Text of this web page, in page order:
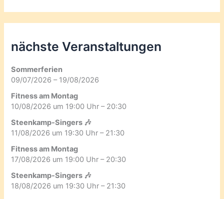
nächste Veranstaltungen
Sommerferien
09/07/2026 – 19/08/2026
Fitness am Montag
10/08/2026 um 19:00 Uhr – 20:30
Steenkamp-Singers 🎶
11/08/2026 um 19:30 Uhr – 21:30
Fitness am Montag
17/08/2026 um 19:00 Uhr – 20:30
Steenkamp-Singers 🎶
18/08/2026 um 19:30 Uhr – 21:30